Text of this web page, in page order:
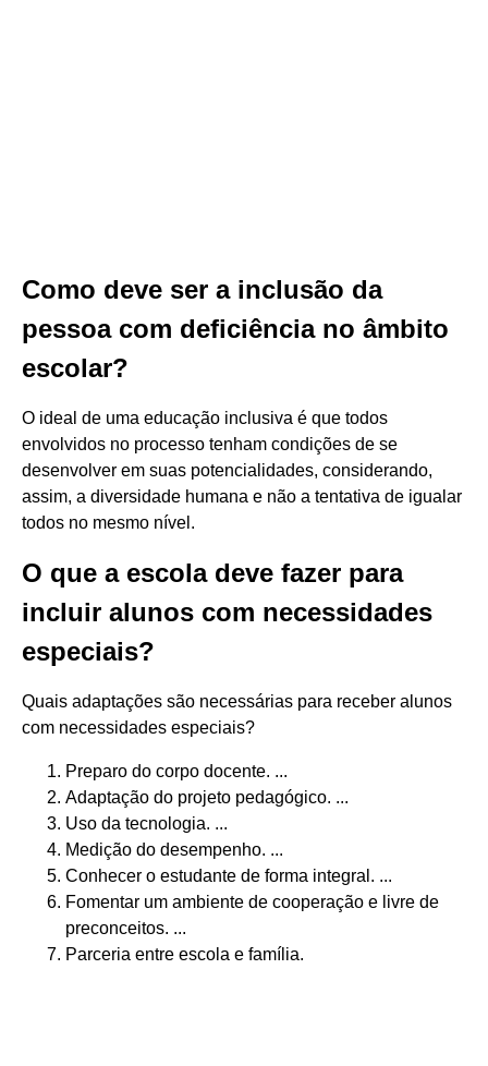
Como deve ser a inclusão da
pessoa com deficiência no âmbito
escolar?
O ideal de uma educação inclusiva é que todos
envolvidos no processo tenham condições de se
desenvolver em suas potencialidades, considerando,
assim, a diversidade humana e não a tentativa de igualar
todos no mesmo nível.
O que a escola deve fazer para
incluir alunos com necessidades
especiais?
Quais adaptações são necessárias para receber alunos
com necessidades especiais?
Preparo do corpo docente. ...
Adaptação do projeto pedagógico. ...
Uso da tecnologia. ...
Medição do desempenho. ...
Conhecer o estudante de forma integral. ...
Fomentar um ambiente de cooperação e livre de
preconceitos. ...
Parceria entre escola e família.